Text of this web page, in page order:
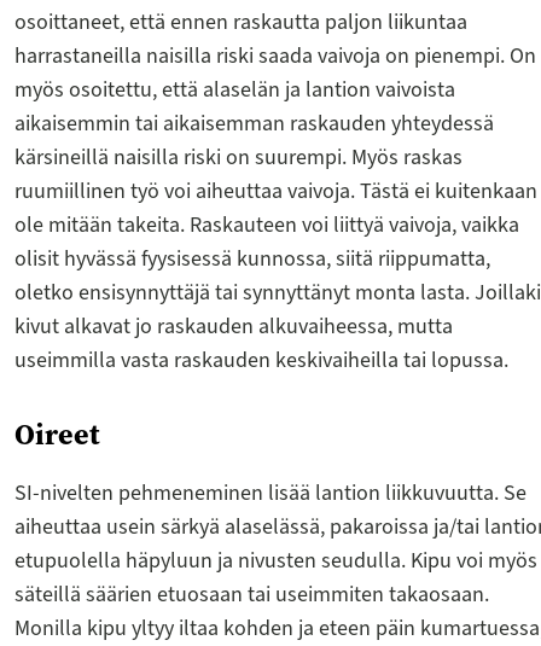
osoittaneet, että ennen raskautta paljon liikuntaa
harrastaneilla naisilla riski saada vaivoja on pienempi. On
myös osoitettu, että alaselän ja lantion vaivoista
aikaisemmin tai aikaisemman raskauden yhteydessä
kärsineillä naisilla riski on suurempi. Myös raskas
ruumiillinen työ voi aiheuttaa vaivoja. Tästä ei kuitenkaan
ole mitään takeita. Raskauteen voi liittyä vaivoja, vaikka
olisit hyvässä fyysisessä kunnossa, siitä riippumatta,
oletko ensisynnyttäjä tai synnyttänyt monta lasta.
kivut alkavat jo raskauden alkuvaiheessa, mutta
useimmilla vasta raskauden keskivaiheilla tai lopussa.
Oireet
SI-nivelten pehmeneminen lisää lantion liikkuvuutta. Se
aiheuttaa usein särkyä alaselässä, pakaroissa ja/tai
etupuolella häpyluun ja nivusten seudulla. Kipu voi myös
säteillä säärien etuosaan tai useimmiten takaosaan.
Monilla kipu yltyy iltaa kohden ja eteen päin